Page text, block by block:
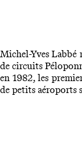
Michel-Yves Labbé
de circuits
en 1982, les
de petits aéroports